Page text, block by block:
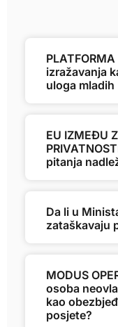
izražavanja
uloga mladih
EU IZMEĐU
pitanja
Da li u
zataškavaju
MODUS
osoba
kao
posjete?